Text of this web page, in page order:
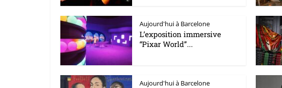
Aujourd'hui à Barcelone
L’exposition immersive
“Pixar World”...
Aujourd'hui à Barcelone